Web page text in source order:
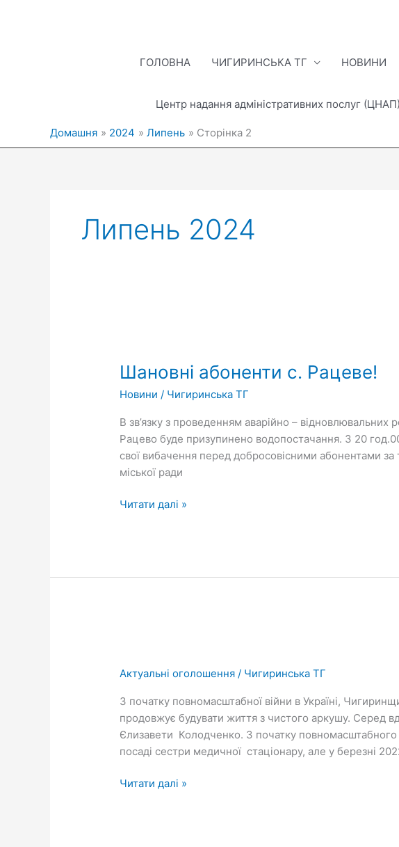
ГОЛОВНА
ЧИГИРИНСЬКА ТГ НОВИНИ
Центр надання адміністративних послуг (ЦНАП)
Домашня 2024 Липень Сторінка 2
Липень 2024
Шановні абоненти с. Рацеве!
Новини / Чигиринська ТГ
В зв’язку з проведенням аварійно –
Рацево буде призупинено водопостачання. З 20
свої вибачення перед добросовісними абонентами за
міської ради
с.
Читати далі »
Актуальні оголошення / Чигиринська ТГ
З початку повномасштабної війни в Україні,
продовжує будувати життя з чистого аркушу. Серед
Єлизавети Колодченко. З початку
посаді сестри медичної стаціонару, але у березні
Читати далі »